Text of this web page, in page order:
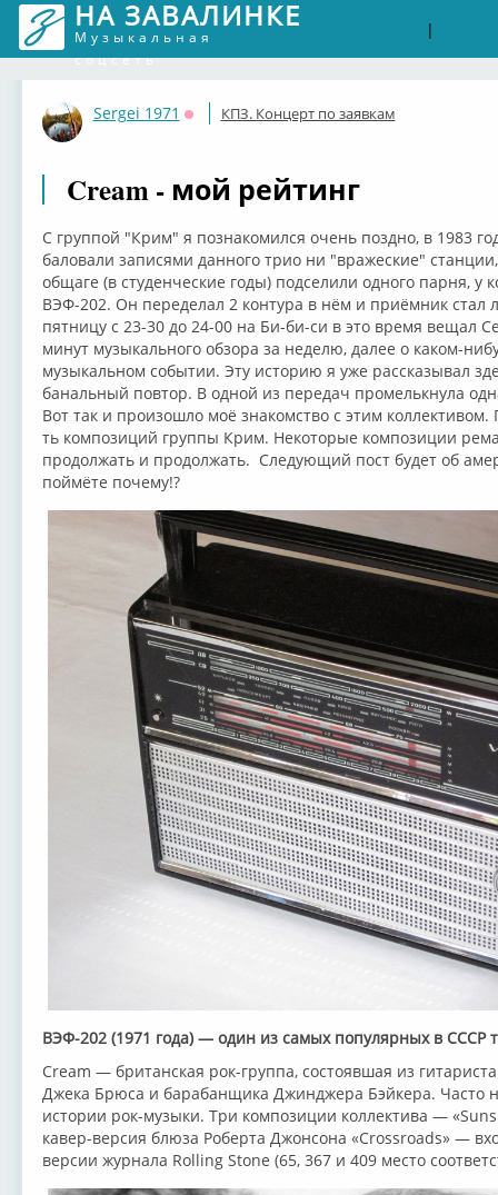
НА ЗАВАЛИНКЕ
Музыкальная
соцсеть
|
Sergei 1971
Оффлайн
КПЗ. Концерт по заявкам
Cream - мой рейтинг
С группой "Крим" я познакомился очень поздно, в 1983
баловали записями данного трио ни "вражеские"
общаге (в студенческие годы) подселили одного парня, у
ВЭФ-202. Он переделал 2 контура в нём и приёмник стал
пятницу с 23-30 до 24-00 на Би-би-си в это время вещал
минут музыкального обзора за неделю, далее о каком-
музыкальном событии. Эту историю я уже рассказывал
банальный повтор. В одной из передач промелькнула
Вот так и произошло моё знакомство с этим
ть композиций группы Крим. Некоторые композиции
продолжать и продолжать. Следующий пост будет об
поймёте почему!?
ВЭФ-202 (1971 года) — один из самых популярных в СССР
Cream — британская рок-группа, состоявшая из
Джека Брюса и барабанщика Джинджера Бэйкера. Часто
истории рок-музыки. Три композиции коллектива —
кавер-версия блюза Роберта Джонсона «Crossroads» —
версии журнала Rolling Stone (65, 367 и 409 место